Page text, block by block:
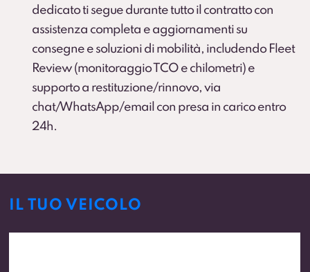
dedicato ti segue durante tutto il contratto con
assistenza completa e aggiornamenti su
consegne e soluzioni di mobilità, includendo Fleet
Review (monitoraggio TCO e chilometri) e
supporto a restituzione/rinnovo, via
chat/WhatsApp/email con presa in carico entro
24h.
IL TUO VEICOLO